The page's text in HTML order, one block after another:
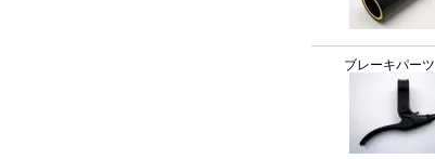
ブレーキパーツ